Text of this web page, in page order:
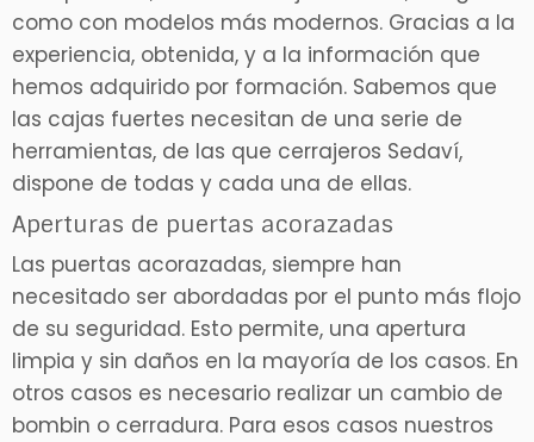
como con modelos más modernos. Gracias a la
experiencia, obtenida, y a la información que
hemos adquirido por formación. Sabemos que
las cajas fuertes necesitan de una serie de
herramientas, de las que cerrajeros Sedaví,
dispone de todas y cada una de ellas.
Aperturas de puertas acorazadas
Las puertas acorazadas, siempre han
necesitado ser abordadas por el punto más flojo
de su seguridad. Esto permite, una apertura
limpia y sin daños en la mayoría de los casos. En
otros casos es necesario realizar un cambio de
bombin o cerradura. Para esos casos nuestros